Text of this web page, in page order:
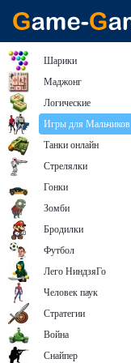
Шарики
Маджонг
Логические
Игры для Мальчиков
Танки онлайн
Стрелялки
Гонки
Зомби
Бродилки
Футбол
Лего НиндзяГо
Человек паук
Стратегии
Война
Снайпер